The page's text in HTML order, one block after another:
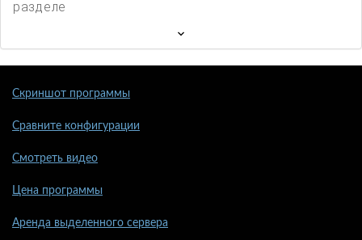
разделе
Скриншот программы
Сравните конфигурации
Смотреть видео
Цена программы
Аренда выделенного сервера